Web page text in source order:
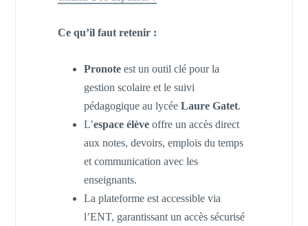
Ce qu’il faut retenir :
Pronoteest un outil clé pour la
gestion scolaire et le suivi
pédagogique au lycée Laure Gatet.
L’espace élèveoffre un accès direct
aux notes, devoirs, emplois du temps
et communication avec les
enseignants.
La plateforme est accessible via
l’ENT, garantissant un accès sécurisé